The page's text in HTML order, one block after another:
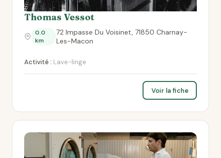
Thomas Vessot
0.0
km
72 Impasse Du Voisinet, 71850 Charnay-
Les-Macon
Activité : Lave-linge
Voir la fiche